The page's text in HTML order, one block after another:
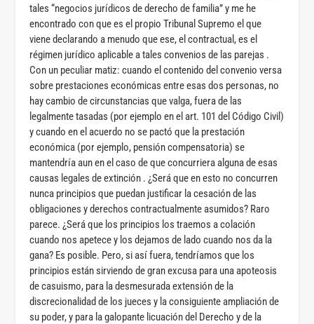
tales “negocios jurídicos de derecho de familia” y me he
encontrado con que es el propio Tribunal Supremo el que
viene declarando a menudo que ese, el contractual, es el
régimen jurídico aplicable a tales convenios de las parejas .
Con un peculiar matiz: cuando el contenido del convenio versa
sobre prestaciones económicas entre esas dos personas, no
hay cambio de circunstancias que valga, fuera de las
legalmente tasadas (por ejemplo en el art. 101 del Código Civil)
y cuando en el acuerdo no se pactó que la prestación
económica (por ejemplo, pensión compensatoria) se
mantendría aun en el caso de que concurriera alguna de esas
causas legales de extinción . ¿Será que en esto no concurren
nunca principios que puedan justificar la cesación de las
obligaciones y derechos contractualmente asumidos? Raro
parece. ¿Será que los principios los traemos a colación
cuando nos apetece y los dejamos de lado cuando nos da la
gana? Es posible. Pero, si así fuera, tendríamos que los
principios están sirviendo de gran excusa para una apoteosis
de casuismo, para la desmesurada extensión de la
discrecionalidad de los jueces y la consiguiente ampliación de
su poder, y para la galopante licuación del Derecho y de la